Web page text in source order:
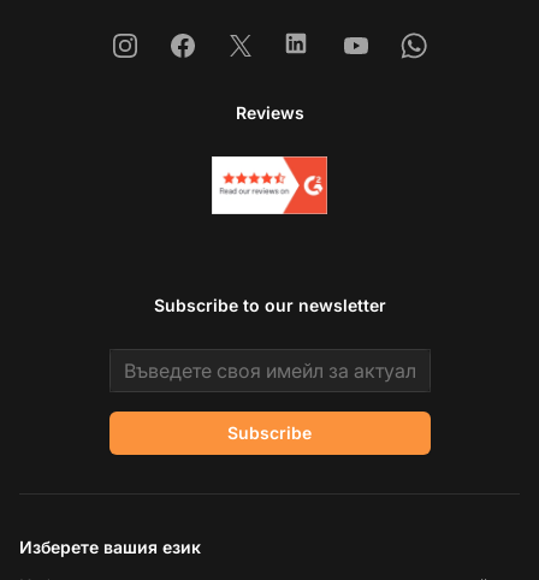
InstagramFacebook
X LinkedinYoutubeWhatsapp
Reviews
Subscribe to our newsletter
Email address
Subscribe
Изберете вашия език